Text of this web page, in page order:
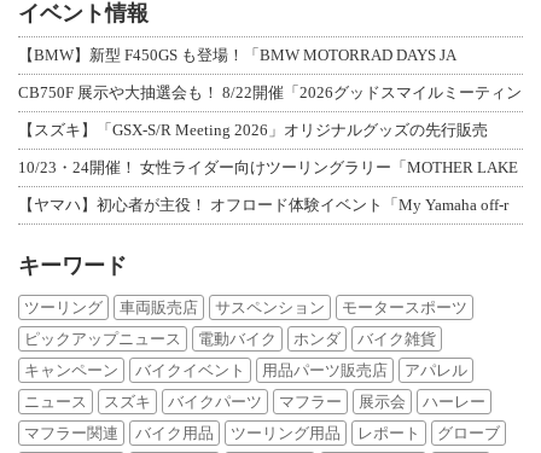
イベント情報
【BMW】新型 F450GS も登場！「BMW MOTORRAD DAYS JA
CB750F 展示や大抽選会も！ 8/22開催「2026グッドスマイルミーティン
【スズキ】「GSX-S/R Meeting 2026」オリジナルグッズの先行販売
10/23・24開催！ 女性ライダー向けツーリングラリー「MOTHER LAKE
【ヤマハ】初心者が主役！ オフロード体験イベント「My Yamaha off-r
キーワード
ツーリング 車両販売店 サスペンション
モータースポーツ
ピックアップニュース
電動バイク ホンダ
バイク雑貨
キャンペーン
バイクイベント 用品パーツ販売店
アパレル
ニュース
スズキ バイクパーツ マフラー 展示会
ハーレー
マフラー関連
バイク用品 ツーリング用品 レポート グローブ